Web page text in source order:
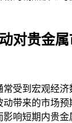
对贵金
受到宏观经
带来的市场
响短期内贵